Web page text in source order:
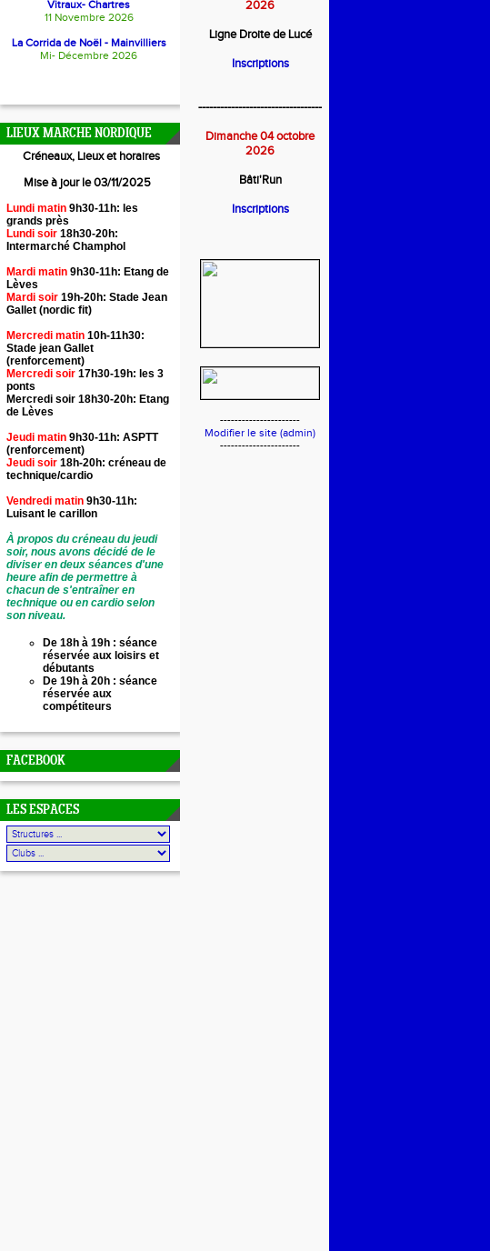
Vitraux- Chartres
11 Novembre 2026
La Corrida de Noël - Mainvilliers
Mi- Décembre 2026
LIEUX MARCHE NORDIQUE
Créneaux, Lieux et horaires
Mise à jour le 03/11/2025
Lundi matin 9h30-11h: les
grands près
Lundi soir 18h30-20h:
Intermarché Champhol
Mardi matin 9h30-11h: Etang de
Lèves
Mardi soir 19h-20h: Stade Jean
Gallet (nordic fit)
Mercredi matin 10h-11h30:
Stade jean Gallet
(renforcement)
Mercredi soir 17h30-19h: les 3
ponts
Mercredi soir 18h30-20h: Etang
de Lèves
Jeudi matin 9h30-11h: ASPTT
(renforcement)
Jeudi soir 18h-20h: créneau de
technique/cardio
Vendredi matin 9h30-11h:
Luisant le carillon
À propos du créneau du jeudi
soir, nous avons décidé de le
diviser en deux séances d'une
heure afin de permettre à
chacun de s'entraîner en
technique ou en cardio selon
son niveau.
De 18h à 19h : séance
réservée aux loisirs et
débutants
De 19h à 20h : séance
réservée aux
compétiteurs
FACEBOOK
LES ESPACES
2026
Ligne Droite de Lucé
Inscriptions
----------------------------------
Dimanche 04 octobre
2026
Bâti'Run
Inscriptions
----------------------
Modifier le site (admin)
----------------------